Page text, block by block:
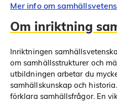
Mer info om
Om inriktning
Inriktningen
om samhällsstrukturer och
utbildningen arbetar du
samhällskunskap och
förklara samhällsfrågor. En